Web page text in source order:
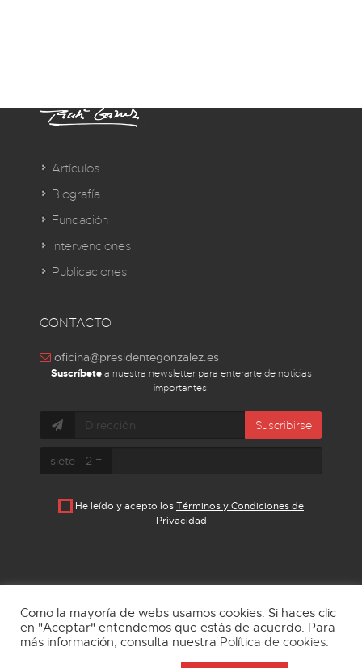
Artículos
Biografía
Fundación
Intervenciones
Publicaciones
CONTACTO
oficina@presidentegonzalez.es
Suscríbetea nuestra newsletter para enterarte de noticias
importantes:
Suscribirse
siete - 2 =
He leído y acepto losTérminos y Condiciones de
Privacidad
Política de privacidad Cookies
Como la mayoría de webs usamos cookies. Si haces clic
en "Aceptar" entendemos que estás de acuerdo. Para
más información, consulta nuestra Política de cookies.